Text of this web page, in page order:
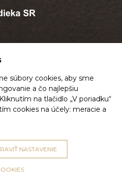
súbory cookies, aby sme
a čo najlepšiu
na tlačidlo „V poriadku“
cookies na účely: meracie a
NASTAVENIE